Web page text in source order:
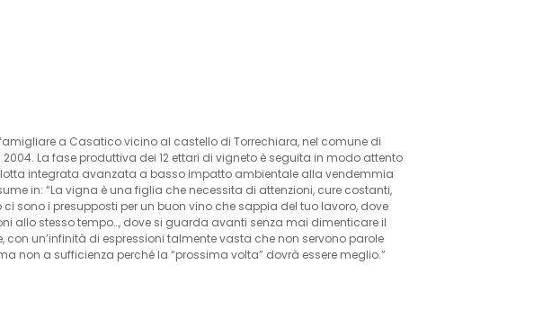
a Casatico vicino al castello di Torrechiara, nel comune di
La fase produttiva dei 12 ettari di vigneto è seguita in modo attento
integrata avanzata a basso impatto ambientale alla vendemmia
in: “La vigna è una figlia che necessita di attenzioni, cure costanti,
sono i presupposti per un buon vino che sappia del tuo lavoro, dove
allo stesso tempo…, dove si guarda avanti senza mai dimenticare il
un’infinità di espressioni talmente vasta che non servono parole
non a sufficienza perché la “prossima volta” dovrà essere meglio.”